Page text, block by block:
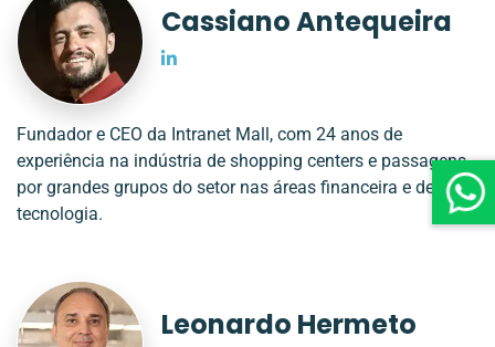
Cassiano Antequeira
Fundador e CEO da Intranet Mall, com 24 anos de
experiência na indústria de shopping centers e passagens
por grandes grupos do setor nas áreas financeira e de
tecnologia.
Leonardo Hermeto